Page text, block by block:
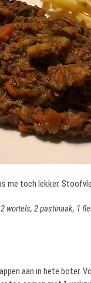
me toch lekker.
wortels, 2 pastinaak, 1
aan in hete boter.